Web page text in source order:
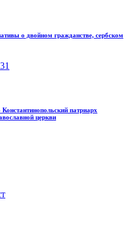
о двойном гражданстве, сербском
патриарх
церкви